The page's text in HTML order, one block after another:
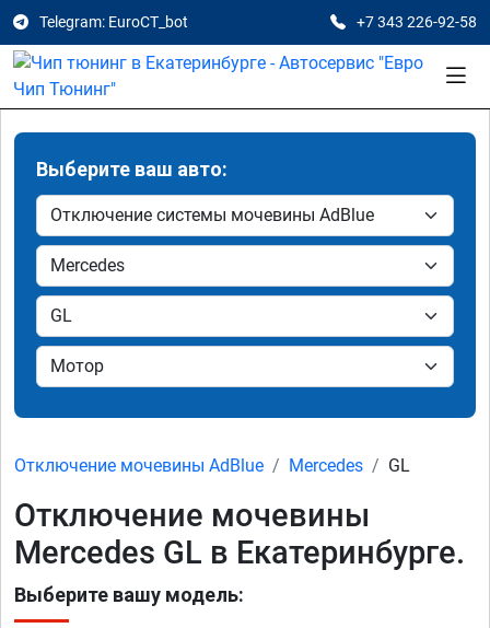
Telegram: EuroCT_bot +7 343 226-92-58
Выберите ваш авто:
Отключение мочевины AdBlue Mercedes GL
Отключение мочевины
Mercedes GL в Екатеринбурге.
Выберите вашу модель: